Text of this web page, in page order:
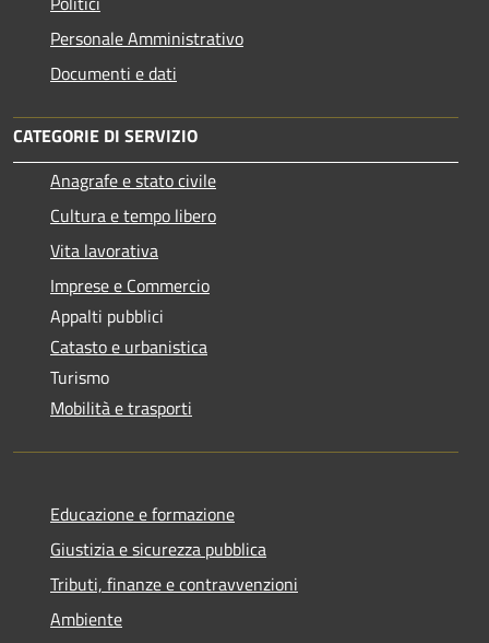
Personale Amministrativo
Documenti e dati
CATEGORIE DI SERVIZIO
Anagrafe e stato civile
Cultura e tempo libero
Vita lavorativa
Imprese e Commercio
Appalti pubblici
Catasto e urbanistica
Turismo
Mobilità e trasporti
Educazione e formazione
Giustizia e sicurezza pubblica
Tributi, finanze e contravvenzioni
Ambiente